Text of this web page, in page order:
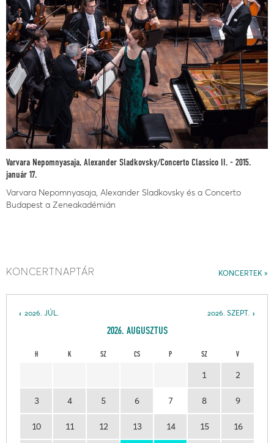
Varvara Nepomnyasaja, Alexander Sladkovsky/Concerto Classico II. - 2015.
január 17.
Varvara Nepomnyasaja, Alexander Sladkovsky és a Concerto
Budapest a Zeneakadémián
KONCERTEK
KONCERTNAPTÁR
2026. SZEPT.
2026. JÚL.
2026. AUGUSZTUS
H K SZ CS P SZ V
1 2
3 4 5 6 7 8 9
10 11 12 13 14 15 16